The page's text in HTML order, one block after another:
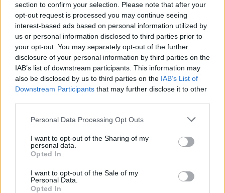
section to confirm your selection. Please note that after your
opt-out request is processed you may continue seeing
interest-based ads based on personal information utilized by
us or personal information disclosed to third parties prior to
your opt-out. You may separately opt-out of the further
disclosure of your personal information by third parties on the
IAB’s list of downstream participants. This information may
also be disclosed by us to third parties on the IAB’s List of
Downstream Participants that may further disclose it to other
Personal Data Processing Opt Outs
I want to opt-out of the Sharing of my
personal data.
Opted In
I want to opt-out of the Sale of my
Personal Data.
Opted In
Matrona: quién es y qué hace durante el
embarazo y posparto